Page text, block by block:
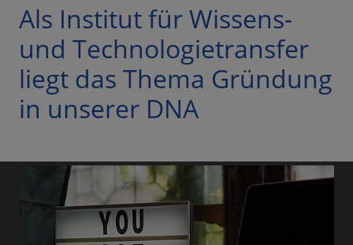
Als Institut für Wissens-
und Technologietransfer
liegt das Thema Gründung
in unserer DNA